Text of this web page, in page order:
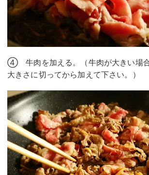
④ 牛肉を加える。（牛肉が大きい場
大きさに切ってから加えて下さい。）